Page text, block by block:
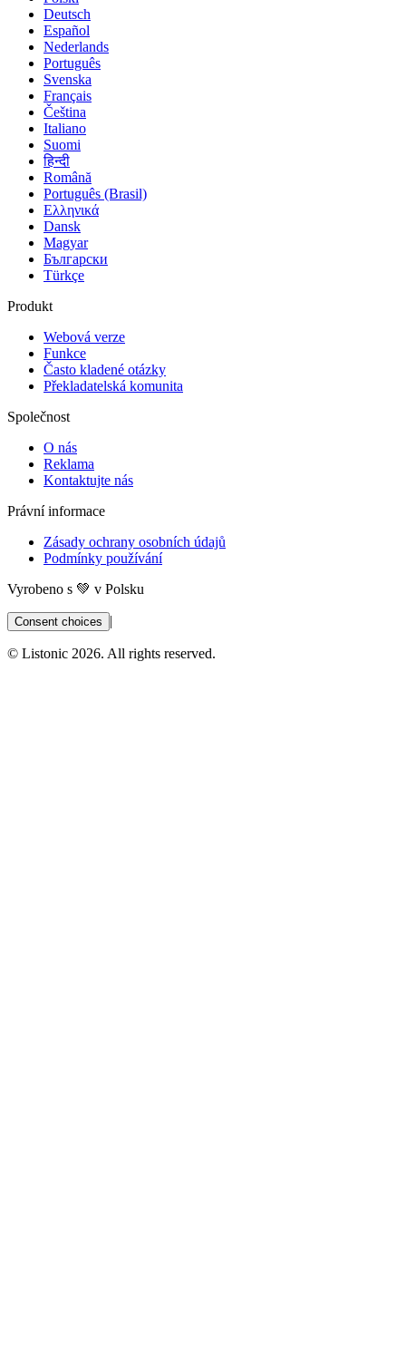
Deutsch
Español
Nederlands
Português
Svenska
Français
Čeština
Italiano
Suomi
हिन्दी
Română
Português (Brasil)
Ελληνικά
Dansk
Magyar
Български
Türkçe
Produkt
Webová verze
Funkce
Často kladené otázky
Překladatelská komunita
Společnost
O nás
Reklama
Kontaktujte nás
Právní informace
Zásady ochrany osobních údajů
Podmínky používání
Vyrobeno s 💚 v Polsku
Consent choices |
© Listonic 2026. All rights reserved.